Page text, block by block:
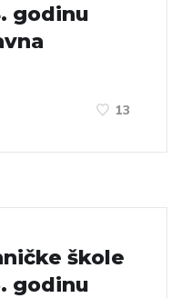
godinu
13
škole
godinu